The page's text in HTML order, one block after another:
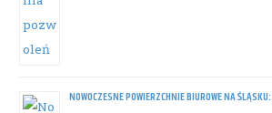
NOWOCZESNE POWIERZCHNIE BIUROWE NA